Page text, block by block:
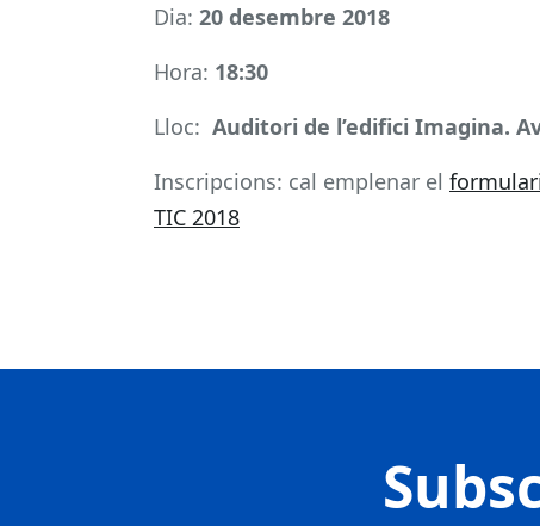
Dia: 20 desembre 2018
Hora: 18:30
Lloc: Auditori de l’edifici Imagina.
Inscripcions: cal emplenar el
TIC 2018